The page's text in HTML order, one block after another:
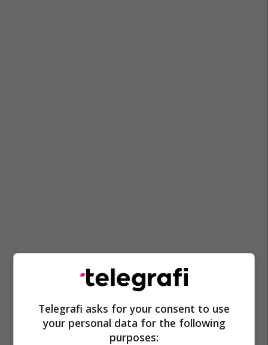
Kisha Katolike
Telegrafi asks for your consent to use
your personal data for the following
purposes: